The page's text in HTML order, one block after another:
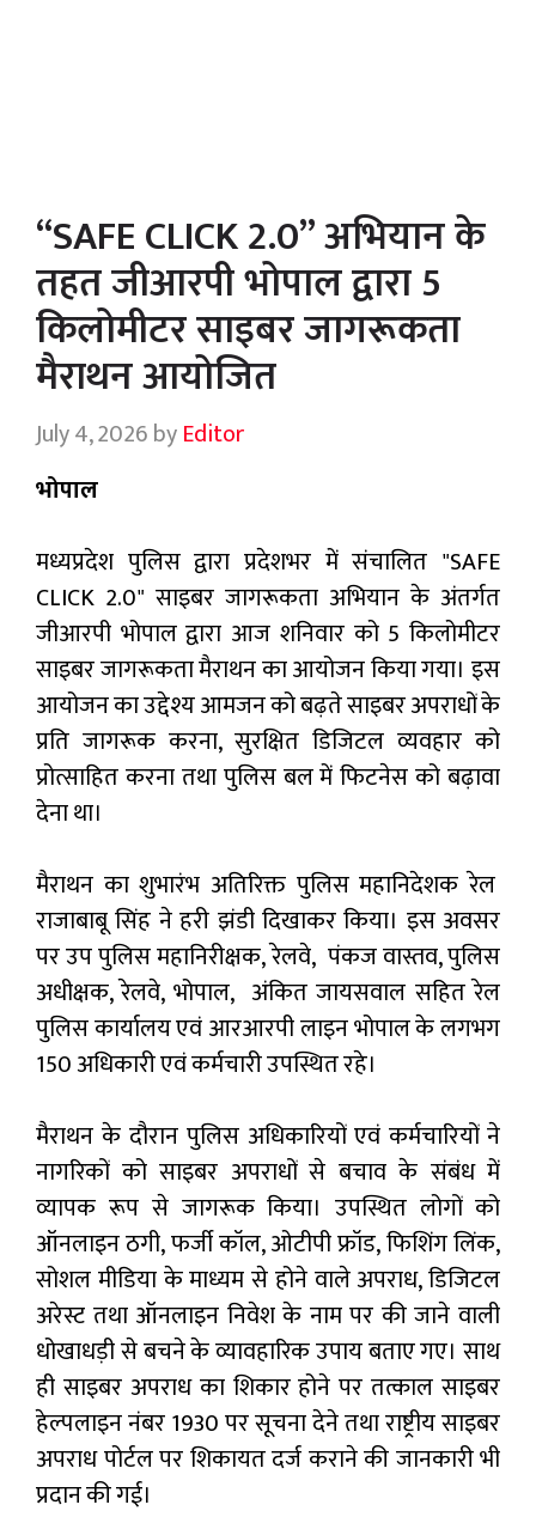
“SAFE CLICK 2.0” अभियान के
तहत जीआरपी भोपाल द्वारा 5
किलोमीटर साइबर जागरूकता
मैराथन आयोजित
July 4, 2026byEditor
भोपाल
मध्यप्रदेश पुलिस द्वारा प्रदेशभर में संचालित "SAFE
CLICK 2.0" साइबर जागरूकता अभियान के अंतर्गत
जीआरपी भोपाल द्वारा आज शनिवार को 5 किलोमीटर
साइबर जागरूकता मैराथन का आयोजन किया गया। इस
आयोजन का उद्देश्य आमजन को बढ़ते साइबर अपराधों के
प्रति जागरूक करना, सुरक्षित डिजिटल व्यवहार को
प्रोत्साहित करना तथा पुलिस बल में फिटनेस को बढ़ावा
देना था।
मैराथन का शुभारंभ अतिरिक्त पुलिस महानिदेशक रेल
राजाबाबू सिंह ने हरी झंडी दिखाकर किया। इस अवसर
पर उप पुलिस महानिरीक्षक, रेलवे, पंकज वास्तव, पुलिस
अधीक्षक, रेलवे, भोपाल, अंकित जायसवाल सहित रेल
पुलिस कार्यालय एवं आरआरपी लाइन भोपाल के लगभग
150 अधिकारी एवं कर्मचारी उपस्थित रहे।
मैराथन के दौरान पुलिस अधिकारियों एवं कर्मचारियों ने
नागरिकों को साइबर अपराधों से बचाव के संबंध में
व्यापक रूप से जागरूक किया। उपस्थित लोगों को
ऑनलाइन ठगी, फर्जी कॉल, ओटीपी फ्रॉड, फिशिंग लिंक,
सोशल मीडिया के माध्यम से होने वाले अपराध, डिजिटल
अरेस्ट तथा ऑनलाइन निवेश के नाम पर की जाने वाली
धोखाधड़ी से बचने के व्यावहारिक उपाय बताए गए। साथ
ही साइबर अपराध का शिकार होने पर तत्काल साइबर
हेल्पलाइन नंबर 1930 पर सूचना देने तथा राष्ट्रीय साइबर
अपराध पोर्टल पर शिकायत दर्ज कराने की जानकारी भी
प्रदान की गई।